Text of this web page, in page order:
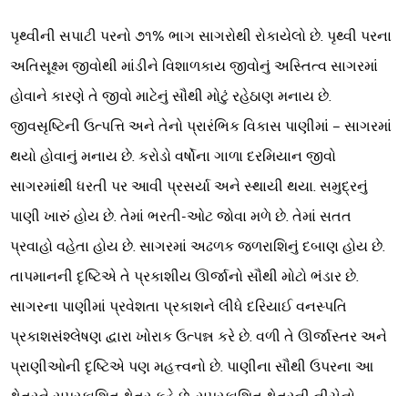
પૃથ્વીની સપાટી પરનો ૭૧% ભાગ સાગરોથી રોકાયેલો છે. પૃથ્વી પરના
અતિસૂક્ષ્મ જીવોથી માંડીને વિશાળકાય જીવોનું અસ્તિત્વ સાગરમાં
હોવાને કારણે તે જીવો માટેનું સૌથી મોટું રહેઠાણ મનાય છે.
જીવસૃષ્ટિની ઉત્પત્તિ અને તેનો પ્રારંભિક વિકાસ પાણીમાં – સાગરમાં
થયો હોવાનું મનાય છે. કરોડો વર્ષોના ગાળા દરમિયાન જીવો
સાગરમાંથી ધરતી પર આવી પ્રસર્યા અને સ્થાયી થયા. સમુદ્રનું
પાણી ખારું હોય છે. તેમાં ભરતી-ઓટ જોવા મળે છે. તેમાં સતત
પ્રવાહો વહેતા હોય છે. સાગરમાં અઢળક જળરાશિનું દબાણ હોય છે.
તાપમાનની દૃષ્ટિએ તે પ્રકાશીય ઊર્જાનો સૌથી મોટો ભંડાર છે.
સાગરના પાણીમાં પ્રવેશતા પ્રકાશને લીધે દરિયાઈ વનસ્પતિ
પ્રકાશસંશ્લેષણ દ્વારા ખોરાક ઉત્પન્ન કરે છે. વળી તે ઊર્જાસ્તર અને
પ્રાણીઓની દૃષ્ટિએ પણ મહત્ત્વનો છે. પાણીના સૌથી ઉપરના આ